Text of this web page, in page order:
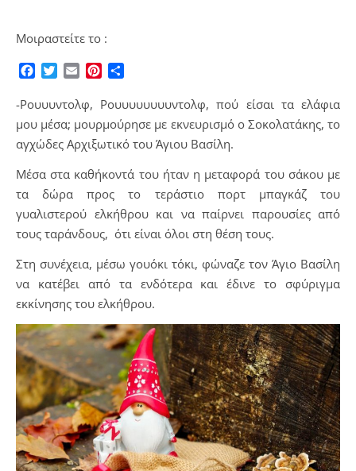
Μοιραστείτε το :
Facebook
TwitterEmailPinterest
-Ρουυυντολφ, Ρουυυυυυυυντολφ, πού είσαι τα ελάφια
μου μέσα; μουρμούρησε με εκνευρισμό ο Σοκολατάκης, το
αγχώδες Αρχιξωτικό του Άγιου Βασίλη.
Μέσα στα καθήκοντά του ήταν η μεταφορά του σάκου με
τα δώρα προς το τεράστιο πορτ μπαγκάζ του
γυαλιστερού ελκήθρου και να παίρνει παρουσίες από
τους ταράνδους, ότι είναι όλοι στη θέση τους.
Στη συνέχεια, μέσω γουόκι τόκι, φώναζε τον Άγιο Βασίλη
να κατέβει από τα ενδότερα και έδινε το σφύριγμα
εκκίνησης του ελκήθρου.